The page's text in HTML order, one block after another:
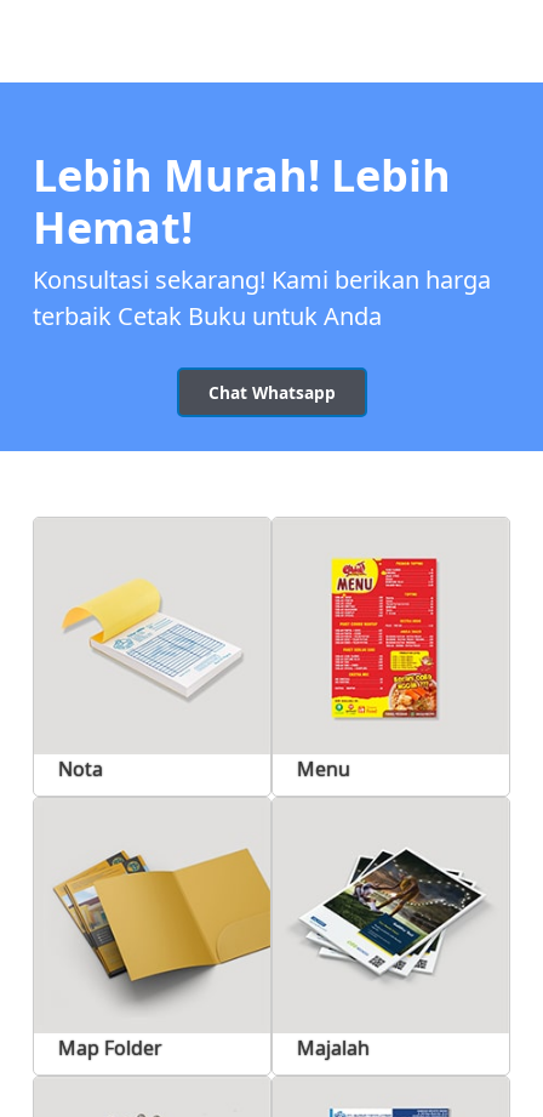
Lebih Murah! Lebih
Hemat!
Konsultasi sekarang! Kami berikan harga
terbaik Cetak Buku untuk Anda
Chat Whatsapp
Nota Menu
Map Folder Majalah